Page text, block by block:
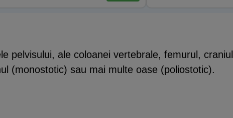
pelvisului, ale coloanei vertebrale, femurul,
(monostotic) sau mai multe oase (poliostotic).